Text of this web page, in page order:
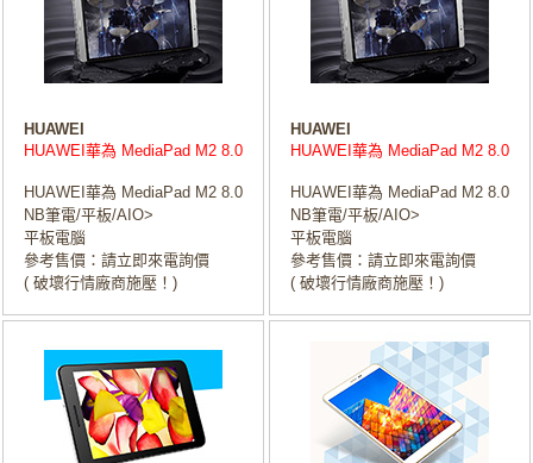
HUAWEI
HUAWEI華為 MediaPad M2 8.0
HUAWEI華為 MediaPad M2 8.0
NB筆電/平板/AIO>
平板電腦
參考售價：請立即來電詢價
( 破壞行情廠商施壓！)
HUAWEI
HUAWEI華為 MediaPad M2 8.0
HUAWEI華為 MediaPad M2 8.0
NB筆電/平板/AIO>
平板電腦
參考售價：請立即來電詢價
( 破壞行情廠商施壓！)